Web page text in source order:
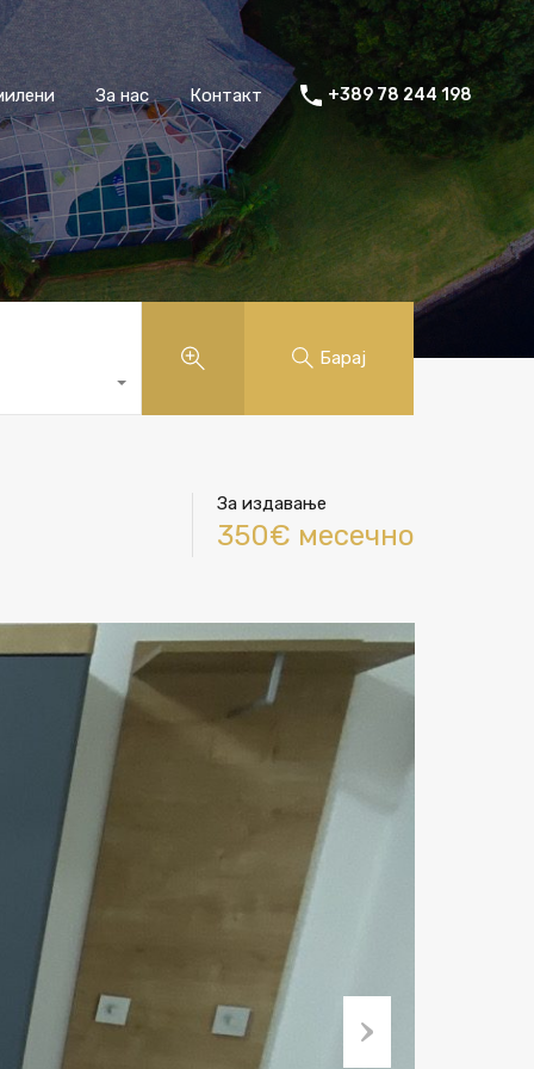
За нас Контакт +389 78 244 198
Барај
За издавање
350€ месечно